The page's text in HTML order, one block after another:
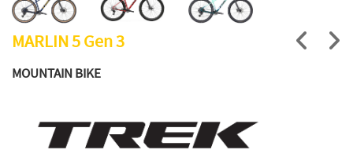
MARLIN 5 Gen 3
MOUNTAIN BIKE